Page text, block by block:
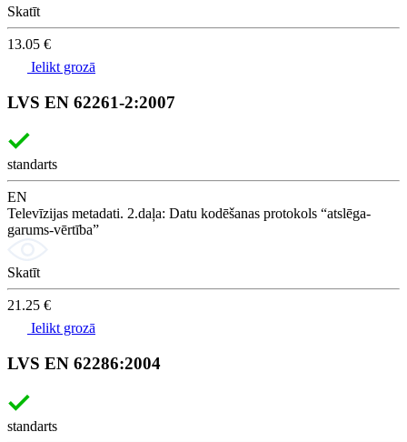
Skatīt
13.05 €
Ielikt grozā
LVS EN 62261-2:2007
standarts
EN
Televīzijas metadati. 2.daļa: Datu kodēšanas protokols “atslēga-
garums-vērtība”
Skatīt
21.25 €
Ielikt grozā
LVS EN 62286:2004
standarts